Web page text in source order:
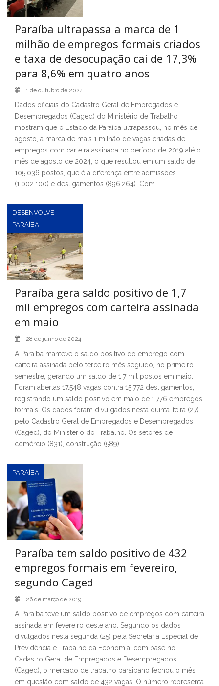
Paraíba ultrapassa a marca de 1
milhão de empregos formais criados
e taxa de desocupação cai de 17,3%
para 8,6% em quatro anos
1 de outubro de 2024
Dados oficiais do Cadastro Geral de Empregados e
Desempregados (Caged) do Ministério de Trabalho
mostram que o Estado da Paraíba ultrapassou, no mês de
agosto, a marca de mais 1 milhão de vagas criadas de
empregos com carteira assinada no período de 2019 até o
mês de agosto de 2024, o que resultou em um saldo de
105.036 postos, que é a diferença entre admissões
(1.002.100) e desligamentos (896.264). Com
DESENVOLVE
PARAÍBA
Paraíba gera saldo positivo de 1,7
mil empregos com carteira assinada
em maio
28 de junho de 2024
A Paraíba manteve o saldo positivo do emprego com
carteira assinada pelo terceiro mês seguido, no primeiro
semestre, gerando um saldo de 1,7 mil postos em maio.
Foram abertas 17.548 vagas contra 15.772 desligamentos,
registrando um saldo positivo em maio de 1.776 empregos
formais. Os dados foram divulgados nesta quinta-feira (27)
pelo Cadastro Geral de Empregados e Desempregados
(Caged), do Ministério do Trabalho. Os setores de
comércio (831), construção (589)
PARAÍBA
Paraíba tem saldo positivo de 432
empregos formais em fevereiro,
segundo Caged
26 de março de 2019
A Paraíba teve um saldo positivo de empregos com carteira
assinada em fevereiro deste ano. Segundo os dados
divulgados nesta segunda (25) pela Secretaria Especial de
Previdência e Trabalho da Economia, com base no
Cadastro Geral de Empregados e Desempregados
(Caged), o mercado de trabalho paraibano fechou o mês
em questão com saldo de 432 vagas. O número representa